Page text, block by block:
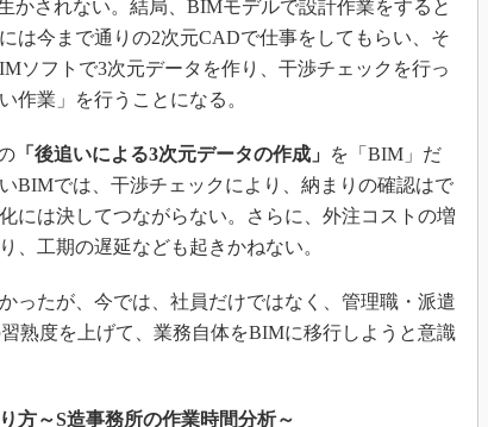
かされない。結局、BIMモデルで設計作業をすると
は今まで通りの2次元CADで仕事をしてもらい、そ
ソフトで3次元データを作り、干渉チェックを行っ
作業」を行うことになる。
「後追いによる3次元データの作成」
を「BIM」だ
BIMでは、干渉チェックにより、納まりの確認はで
には決してつながらない。さらに、外注コストの増
、工期の遅延なども起きかねない。
ったが、今では、社員だけではなく、管理職・派遣
熟度を上げて、業務自体をBIMに移行しようと意識
方～S造事務所の作業時間分析～